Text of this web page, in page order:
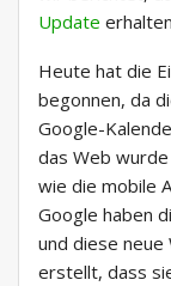
Update
Heute hat die
begonnen, da
Google-
das Web
wie die mobile
Google haben
und diese
erstellt, dass